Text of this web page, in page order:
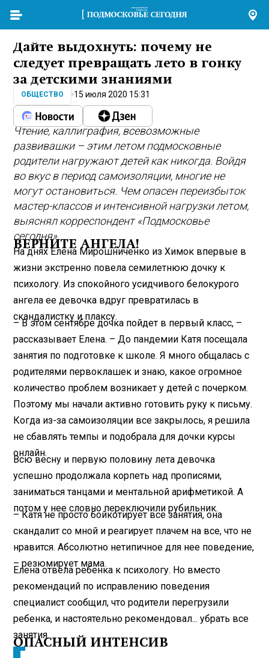
Дайте выдохнуть: почему не
следует превращать лето в гонку
за детскими знаниями
ОБЩЕСТВО 15 июля 2020 15:31
Чтение, каллиграфия, всевозможные
развивашки – этим летом подмосковные
родители нагружают детей как никогда. Войдя
во вкус в период самоизоляции, многие не
могут остановиться. Чем опасен переизбыток
мастер-классов и интенсивной нагрузки летом,
выяснял корреспондент «Подмосковье
сегодня».
ВЕРНИТЕ АНГЕЛА!
На днях Елена Мирошниченко из Химок впервые в
жизни экстренно повела семилетнюю дочку к
психологу. Из спокойного усидчивого белокурого
ангела ее девочка вдруг превратилась в
скандалистку и плаксу.
– В этом сентябре дочка пойдет в первый класс, –
рассказывает Елена. – До пандемии Катя посещала
занятия по подготовке к школе. Я много общалась с
родителями первоклашек и знаю, какое огромное
количество проблем возникает у детей с почерком.
Поэтому мы начали активно готовить руку к письму.
Когда из-за самоизоляции все закрылось, я решила
не сбавлять темпы и подобрала для дочки курсы
онлайн.
Всю весну и первую половину лета девочка
успешно продолжала корпеть над прописями,
заниматься танцами и ментальной арифметикой. А
потом у нее словно переключили рубильник.
– Катя не просто бойкотирует все занятия, она
скандалит со мной и реагирует плачем на все, что не
нравится. Абсолютно нетипичное для нее поведение,
– резюмирует мама.
Елена отвела ребенка к психологу. Но вместо
рекомендаций по исправлению поведения
специалист сообщил, что родители перегрузили
ребенка, и настоятельно рекомендовал... убрать все
занятия.
ОПАСНЫЙ ИНТЕНСИВ